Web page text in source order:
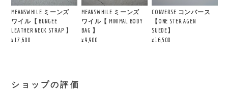
MEANSWHILE ミーンズ
ワイル【 BUNGEE
LEATHER NECK STRAP 】
¥17,600
MEANSWHILE ミーンズ
ワイル【 MINIMAL BODY
BAG 】
¥9,900
CONVERSE コンバース
【ONE STER AGEN
SUEDE】
¥16,500
ショップの評価